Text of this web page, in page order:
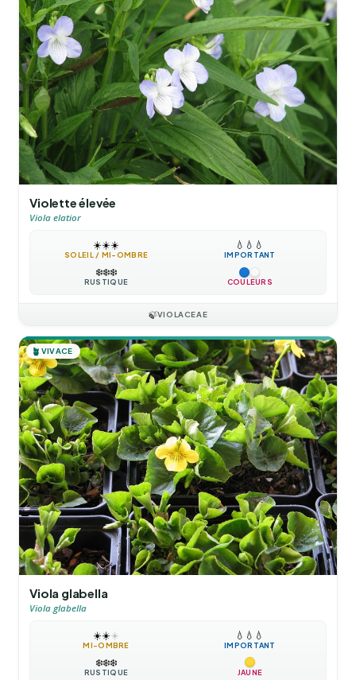
Violette élevée
Viola elatior
☀️☀️☀️
SOLEIL / MI-OMBRE
💧 💧 💧
IMPORTANT
❄️❄️❄️
RUSTIQUE COULEURS
🍃VIOLACEAE
🪴 VIVACE
Viola glabella
Viola glabella
☀️☀️☀️
MI-OMBRE
💧 💧 💧
IMPORTANT
❄️❄️❄️
RUSTIQUE JAUNE